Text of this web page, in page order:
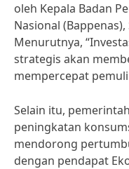
oleh Kepala Badan
Nasional
Menurutnya,
strategis akan
mempercepat
Selain itu,
peningkatan
mendorong
dengan pendapat